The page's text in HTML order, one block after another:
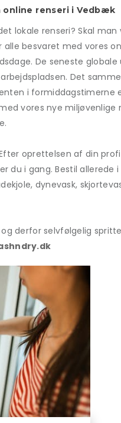
renseri i Vedbæk
lokale renseri? Skal
alle besvaret med
De seneste
Det
i formiddagstimerne
vores nye
oprettelsen af din
du i gang. Bestil
dynevask,
derfor selvfølgelig